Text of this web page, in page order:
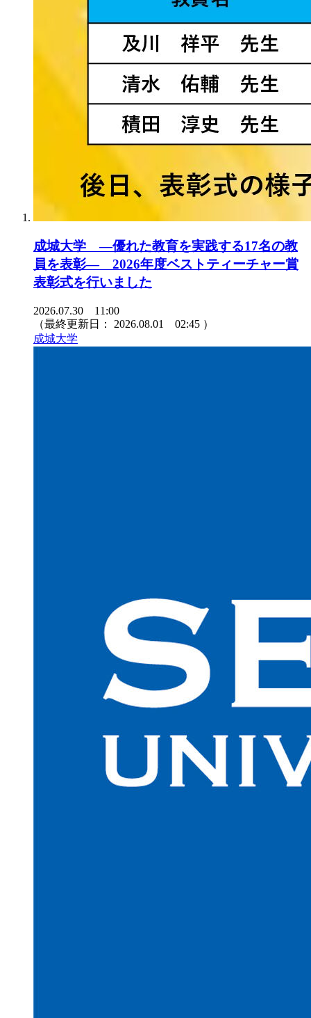
成城大学 ―優れた教育を実践する17名の教
員を表彰― 2026年度ベストティーチャー賞
表彰式を行いました
2026.07.30 11:00
（最終更新日： 2026.08.01 02:45 ）
成城大学